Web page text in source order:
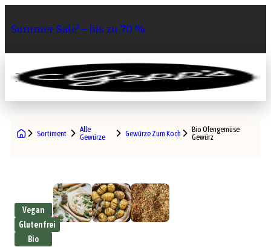
Summer Sale¹– bis zu 70 %
0
Sortiment
Alle
Gewürze
Gewürze Zum Kochen Bio Ofengemüse
Gewürz
Vegan
Glutenfrei
Bio